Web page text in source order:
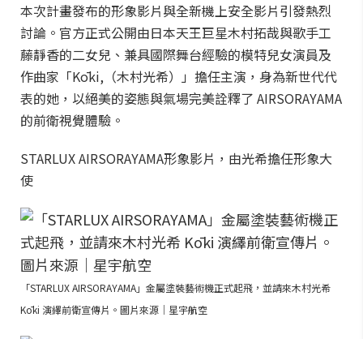
本次計畫發布的形象影片與全新機上安全影片引發熱烈
討論。官方正式公開由日本天王巨星木村拓哉與歌手工
藤靜香的二女兒、兼具國際舞台經驗的模特兒女演員及
作曲家「Kōki,（木村光希）」擔任主演，身為新世代代
表的她，以絕美的姿態與氣場完美詮釋了 AIRSORAYAMA
的前衛視覺體驗。
STARLUX AIRSORAYAMA形象影片，由光希擔任形象大
使
「STARLUX AIRSORAYAMA」金屬塗裝藝術機正式起飛，並請來木村光希
Kōki 演繹前衛宣傳片。圖片來源｜星宇航空